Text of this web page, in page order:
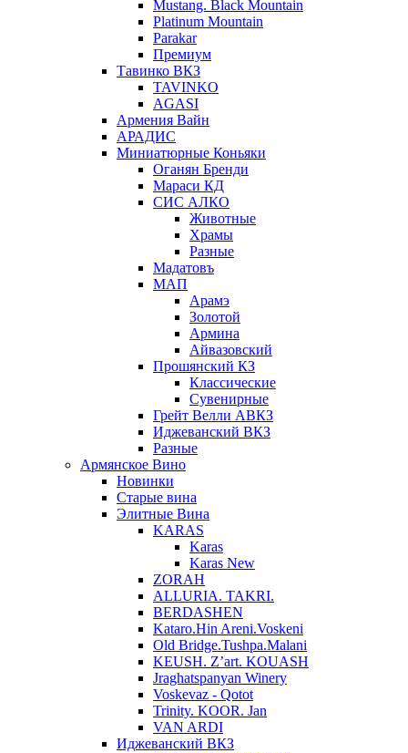
Mustang. Black Mountain
Platinum Mountain
Parakar
Премиум
Тавинко ВКЗ
TAVINKO
AGASI
Армения Вайн
АРАДИС
Миниатюрные Коньяки
Оганян Бренди
Мараси КД
СИС АЛКО
Животные
Храмы
Разные
Мадатовъ
МАП
Арамэ
Золотой
Армина
Айвазовский
Прошянский КЗ
Классические
Сувенирные
Грейт Велли АВКЗ
Иджеванский ВКЗ
Разные
Армянское Вино
Новинки
Старые вина
Элитные Вина
KARAS
Karas
Karas New
ZORAH
ALLURIA. TAKRI.
BERDASHEN
Kataro.Hin Areni.Voskeni
Old Bridge.Tushpa.Malani
KEUSH. Z’art. KOUASH
Jraghatspanyan Winery
Voskevaz - Qotot
Trinity. KOOR. Jan
VAN ARDI
Иджеванский ВКЗ